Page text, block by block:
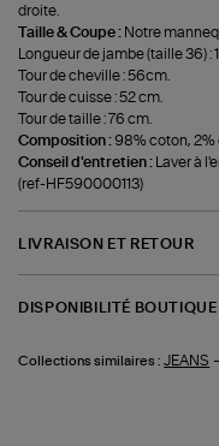
droite.
Taille & Coupe : Notre
Longueur de jambe (taille 36) :
Tour de cheville : 56cm.
Tour de cuisse : 52 cm.
Tour de taille : 76 cm.
Composition : 98% coton, 2%
Conseil d'entretien :
Laver à
(ref-HF590000113)
LIVRAISON ET RETOUR
DISPONIBILITÉ BOUTIQUE
Collections similaires : JEANS